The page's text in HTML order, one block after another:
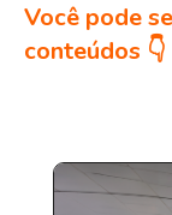
Você pode
conteúdos 👇